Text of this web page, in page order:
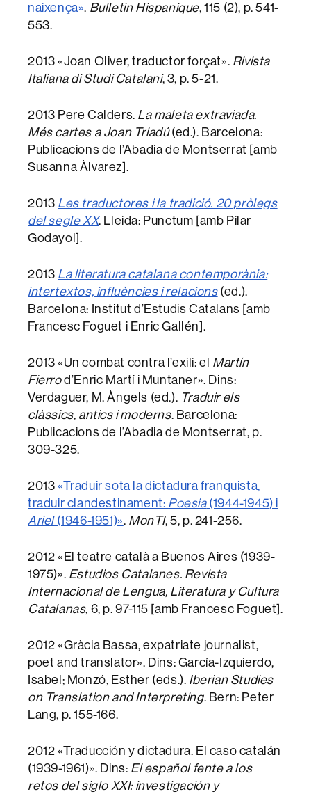
naixença». Bulletin Hispanique, 115 (2), p. 541-
553.
2013 «Joan Oliver, traductor forçat». Rivista
Italiana di Studi Catalani, 3, p. 5-21.
2013 Pere Calders. La maleta extraviada.
Més cartes a Joan Triadú(ed.). Barcelona:
Publicacions de l’Abadia de Montserrat [amb
Susanna Àlvarez].
2013 Les traductores i la tradició. 20 pròlegs
del segle XX. Lleida: Punctum [amb Pilar
Godayol].
2013 La literatura catalana contemporània:
intertextos, influències i relacions (ed.).
Barcelona: Institut d’Estudis Catalans [amb
Francesc Foguet i Enric Gallén].
2013 «Un combat contra l’exili: el Martín
Fierrod’Enric Martí i Muntaner». Dins:
Verdaguer, M. Àngels (ed.). Traduir els
clàssics, antics i moderns. Barcelona:
Publicacions de l’Abadia de Montserrat, p.
309-325.
2013 «Traduir sota la dictadura franquista,
traduir clandestinament: Poesia(1944-1945) i
Ariel(1946-1951)». MonTI, 5, p. 241-256.
2012 «El teatre català a Buenos Aires (1939-
1975)». Estudios Catalanes. Revista
Internacional de Lengua, Literatura y Cultura
Catalanas, 6, p. 97-115 [amb Francesc Foguet].
2012 «Gràcia Bassa, expatriate journalist,
poet and translator». Dins: García-Izquierdo,
Isabel; Monzó, Esther (eds.). Iberian Studies
on Translation and Interpreting. Bern: Peter
Lang, p. 155-166.
2012 «Traducción y dictadura. El caso catalán
(1939-1961)». Dins: El español fente a los
retos del siglo XXI: investigación y